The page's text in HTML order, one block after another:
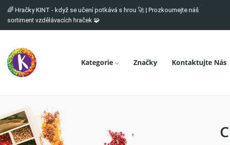
🌈 Hračky KINT - když se učení potkává s hrou 🚀 | Prozkoumejte náš
sortiment vzdělávacích hraček 🧩
Kategorie Značky Kontaktujte Nás